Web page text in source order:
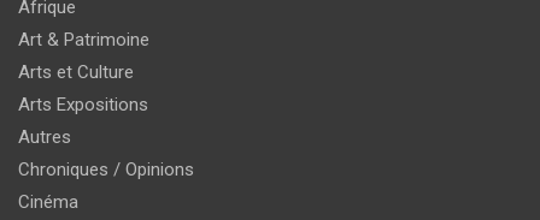
Afrique
Art & Patrimoine
Arts et Culture
Arts Expositions
Autres
Chroniques / Opinions
Cinéma